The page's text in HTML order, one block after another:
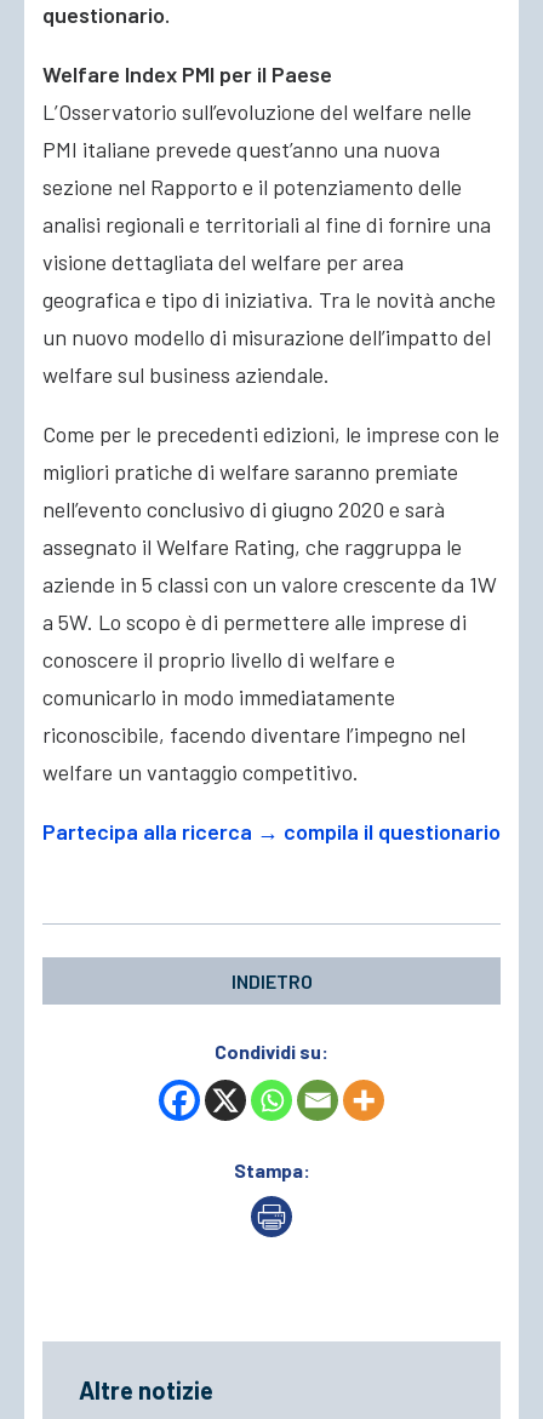
questionario.
Welfare Index PMI per il Paese
L’Osservatorio sull’evoluzione del welfare nelle
PMI italiane prevede quest’anno una nuova
sezione nel Rapporto e il potenziamento delle
analisi regionali e territoriali al fine di fornire una
visione dettagliata del welfare per area
geografica e tipo di iniziativa. Tra le novità anche
un nuovo modello di misurazione dell’impatto del
welfare sul business aziendale.
Come per le precedenti edizioni, le imprese con le
migliori pratiche di welfare saranno premiate
nell’evento conclusivo di giugno 2020 e sarà
assegnato il Welfare Rating, che raggruppa le
aziende in 5 classi con un valore crescente da 1W
a 5W. Lo scopo è di permettere alle imprese di
conoscere il proprio livello di welfare e
comunicarlo in modo immediatamente
riconoscibile, facendo diventare l’impegno nel
welfare un vantaggio competitivo.
Partecipa alla ricerca → compila il questionario
INDIETRO
Condividi su:
Stampa:
Altre notizie